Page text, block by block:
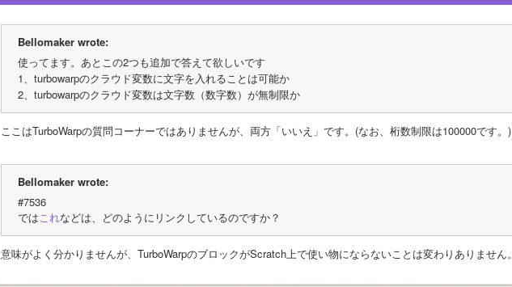
Bellomaker wrote:
使ってます。あとこの2つも追加で答えて欲しいです
1、turbowarpのクラウド変数に文字を入れることは可能か
2、turbowarpのクラウド変数は文字数（数字数）が無制限か
ここはTurboWarpの質問コーナーではありませんが、両方「いいえ」です。(なお、桁数制限は100000です。)
Bellomaker wrote:
#7536
ではこれなどは、どのようにリンクしているのですか？
意味がよく分かりませんが、TurboWarpのブロックがScratch上で使い物にならないことは変わりありません。